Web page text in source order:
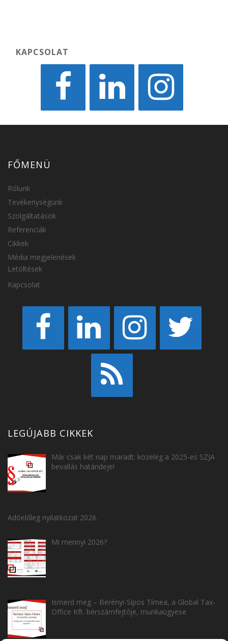
KAPCSOLAT
FŐMENÜ
Rólunk
Tevékenységünk
Szolgáltatások
Referenciák
Cikkek
Média megjelenések
Letöltések
Kapcsolat
LEGÚJABB CIKKEK
Már csak két nap maradt: közeleg a 2025-es SZJA
bevallás határideje!
Adóelőleg nyilatkozat 2026.
Mi mennyi 2026?
Ismerd meg – Berényi-Sipos Tímea, a Global Tax-
Office Kft. bérszámfejtője, munkaügyese